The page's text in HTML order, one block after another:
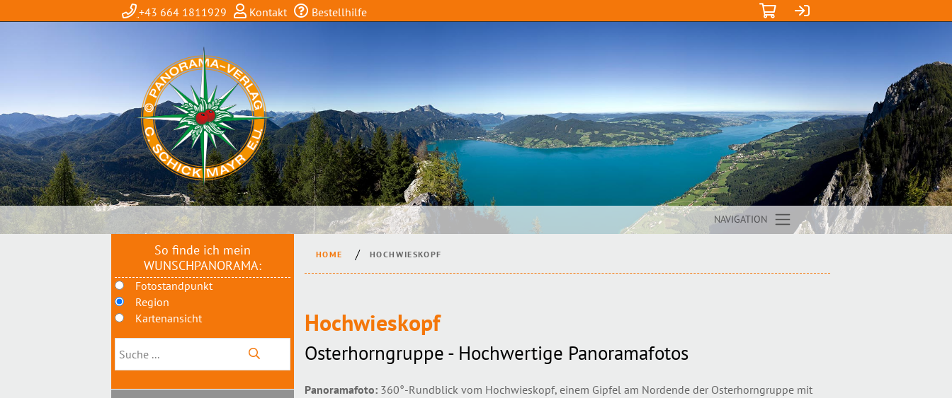
+43 664 1811929 Kontakt Bestellhilfe
NAVIGATION
So finde ich mein
WUNSCHPANORAMA:
Fotostandpunkt
Region
Kartenansicht
HOME HOCHWIESKOPF
Hochwieskopf
Osterhorngruppe - Hochwertige Panoramafotos
Panoramafoto:360°-Rundblick vom Hochwieskopf, einem Gipfel am Nordende der Osterhorngruppe mit